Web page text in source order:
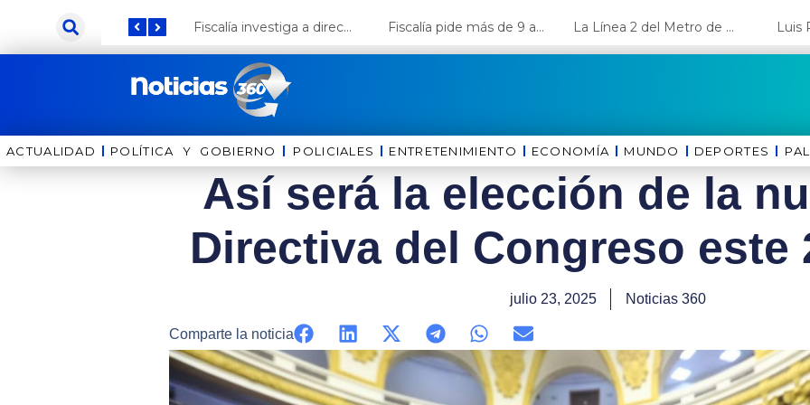
contenido
Fiscalía investiga a director de la Bella Luz por presunto abuso contra cantante Naldy Saldaña Fiscalía pide más de 9 años de cárcel para el diputado de oposición Harvey Colchado La Línea 2 del Metro de Lima y el Ramal 4 alcanzan un avance del 80%
ACTUALIDAD POLÍTICA Y GOBIERNO ⁠⁠POLICIALES ENTRETENIMIENTO ECONOMÍA MUNDO DEPORTES
Así será la elección de la
Directiva del Congreso este
julio 23, 2025 Noticias 360
Comparte la noticia